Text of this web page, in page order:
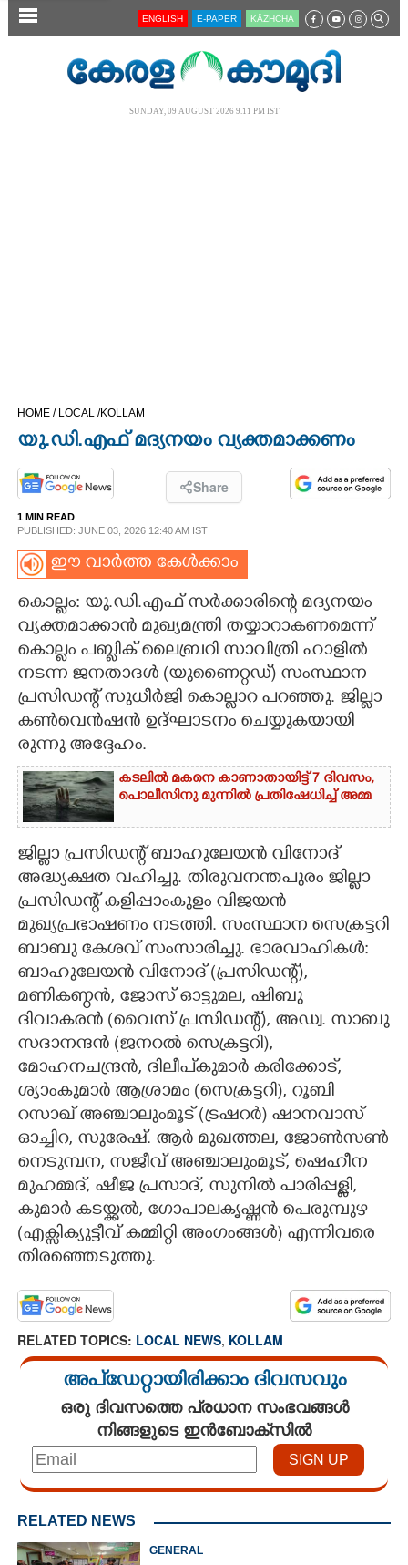
SECTIONS
OPINION
PHOTOS
LIFESTYLE
SPIRITUAL
INFO+
ART
ASTRO
CARTOONS
LITERATURE
ZOOM
CONTACT US
ENGLISH E-PAPER KĀZHCHA
SUNDAY, 09 AUGUST 2026 9.11 PM IST
HOME / LOCAL /KOLLAM
യു.ഡി.എഫ് മദ്യനയം വ്യക്തമാക്കണം
Share
1 MIN READ
PUBLISHED: JUNE 03, 2026 12:40 AM IST
ഈ വാർത്ത കേൾക്കാം
കൊല്ലം: യു.ഡി.എഫ് സർക്കാരിന്റെ മദ്യനയം
വ്യക്തമാക്കാൻ മുഖ്യമന്ത്രി തയ്യാറാകണമെന്ന്
കൊല്ലം പബ്ലിക് ലൈബ്രറി സാവിത്രി ഹാളിൽ
നടന്ന ജനതാദൾ (യുണൈറ്റഡ്) സംസ്ഥാന
പ്രസിഡന്റ് സുധീർജി കൊല്ലാറ പറഞ്ഞു. ജില്ലാ
കൺവെൻഷൻ ഉദ്ഘാടനം ചെയ്യുകയായി​
രുന്നു അദ്ദേഹം.
കടലിൽ മകനെ കാണാതായിട്ട് 7 ദിവസം,
പൊലീസിനു മുന്നിൽ പ്രതിഷേധിച്ച് അമ്മ
ജില്ലാ പ്രസിഡന്റ് ബാഹുലേയൻ വിനോദ്
അദ്ധ്യക്ഷത വഹിച്ചു. തിരുവനന്തപുരം ജില്ലാ
പ്രസിഡന്റ് കളിപ്പാംകുളം വിജയൻ
മുഖ്യപ്രഭാഷണം നടത്തി. സംസ്ഥാന സെക്രട്ടറി
ബാബു കേശവ് സംസാരിച്ചു. ഭാരവാഹികൾ:
ബാഹുലേയൻ വിനോദ് (പ്രസിഡന്റ്),
മണികണ്ഠൻ, ജോസ് ഓട്ടുമല, ഷിബു
ദിവാകരൻ (വൈസ് പ്രസിഡന്റ്), അഡ്വ. സാബു
സദാനന്ദൻ (ജനറൽ സെക്രട്ടറി),
മോഹനചന്ദ്രൻ, ദിലീപ്കുമാർ കരിക്കോട്,
ശ്യാംകുമാർ ആശ്രാമം (സെക്രട്ടറി), റൂബി
റസാഖ് അഞ്ചാലുംമൂട് (ട്രഷറർ) ഷാനവാസ്
ഓച്ചിറ, സുരേഷ്. ആർ മുഖത്തല, ജോൺസൺ
നെടുമ്പന, സജീവ് അഞ്ചാലുംമൂട്, ഷെഹീന
മുഹമ്മദ്, ഷീജ പ്രസാദ്, സുനിൽ പാരിപ്പള്ളി,
കുമാർ കടയ്ക്കൽ, ഗോപാലകൃഷ്ണൻ പെരുമ്പുഴ
(എക്സിക്യുട്ടീവ് കമ്മിറ്റി അംഗംങ്ങൾ) എന്നിവരെ
തിരഞ്ഞെടുത്തു.
RELATED TOPICS: LOCAL NEWS, KOLLAM
അപ്ഡേറ്റായിരിക്കാം ദിവസവും
ഒരു ദിവസത്തെ പ്രധാന സംഭവങ്ങൾ
നിങ്ങളുടെ ഇൻബോക്സിൽ
RELATED NEWS
GENERAL